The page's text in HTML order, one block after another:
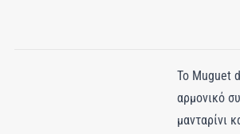
Το Muguet
αρμονικό
μανταρίνι